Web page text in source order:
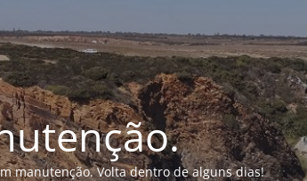
manutenção. Volta dentro de alguns dias!